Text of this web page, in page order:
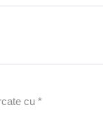
cu *